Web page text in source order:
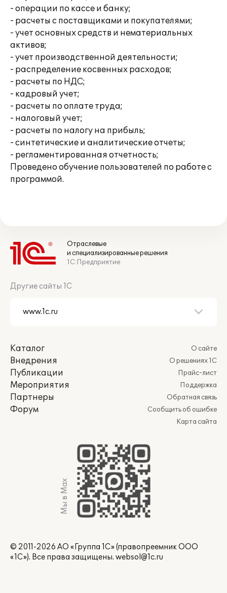
- операции по кассе и банку;
- расчеты с поставщиками и покупателями;
- учет основных средств и нематериальных
активов;
- учет производственной деятельности;
- распределение косвенных расходов;
- расчеты по НДС;
- кадровый учет;
- расчеты по оплате труда;
- налоговый учет;
- расчеты по налогу на прибыль;
- синтетические и аналитические отчеты;
- регламентированная отчетность;
Проведено обучение пользователей по работе с
программой.
Отраслевые
и специализированные решения
1С:Предприятие
Другие сайты 1С
Каталог
Внедрения
Публикации
Мероприятия
Партнеры
Форум
О сайте
О решениях 1С
Прайс-лист
Поддержка
Обратная связь
Сообщить об ошибке
Карта сайта
Мы в Max
© 2011-2026 АО «Группа 1С» (правопреемник ООО
«1С»). Все права защищены. websol@1c.ru